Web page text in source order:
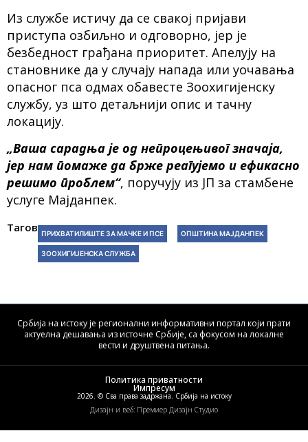
Из службе истичу да се свакој пријави
приступа озбиљно и одговорно, јер је
безбедност грађана приоритет. Апелују на
становнике да у случају напада или уочавања
опасног пса одмах обавесте Зоохигијенску
службу, уз што детаљнији опис и тачну
локацију.
„Ваша сарадња је од непроцењивог значаја,
јер нам помаже да брже реагујемо и ефикасно
решимо проблем“, поручују из ЈП за стамбене
услуге Мајданпек.
Тагови:ПРИХВАТИЛИШТЕ ЗА МАЧКЕ И ПСЕ ОПШТИНА МАЈДАНПЕК
ЗООХИГИЈЕНСКА СЛУЖБА
Србија на истоку је регионални информативни портал који прати
актуелна дешавања из источне Србије, са фокусом на локалне
вести и друштвена питања.
2026. © Сва права задржана. Србија на истоку
Импресум
Политика приватности
Дизајн и веб: Премиер Дизајн Студио